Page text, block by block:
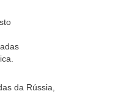
da Rússia,